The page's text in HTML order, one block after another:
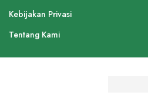
Kebijakan Privasi
Tentang Kami